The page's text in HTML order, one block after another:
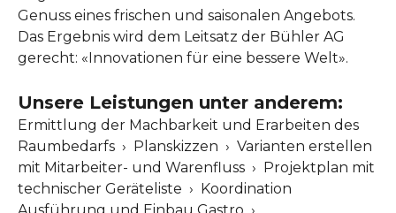
Genuss eines frischen und saisonalen Angebots.
Das Ergebnis wird dem Leitsatz der Bühler AG
gerecht: «Innovationen für eine bessere Welt».
Unsere Leistungen unter anderem:
Ermittlung der Machbarkeit und Erarbeiten des
Raumbedarfs › Planskizzen › Varianten erstellen
mit Mitarbeiter- und Warenfluss › Projektplan mit
technischer Geräteliste › Koordination